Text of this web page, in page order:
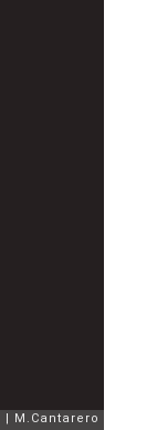
M.Cantarero